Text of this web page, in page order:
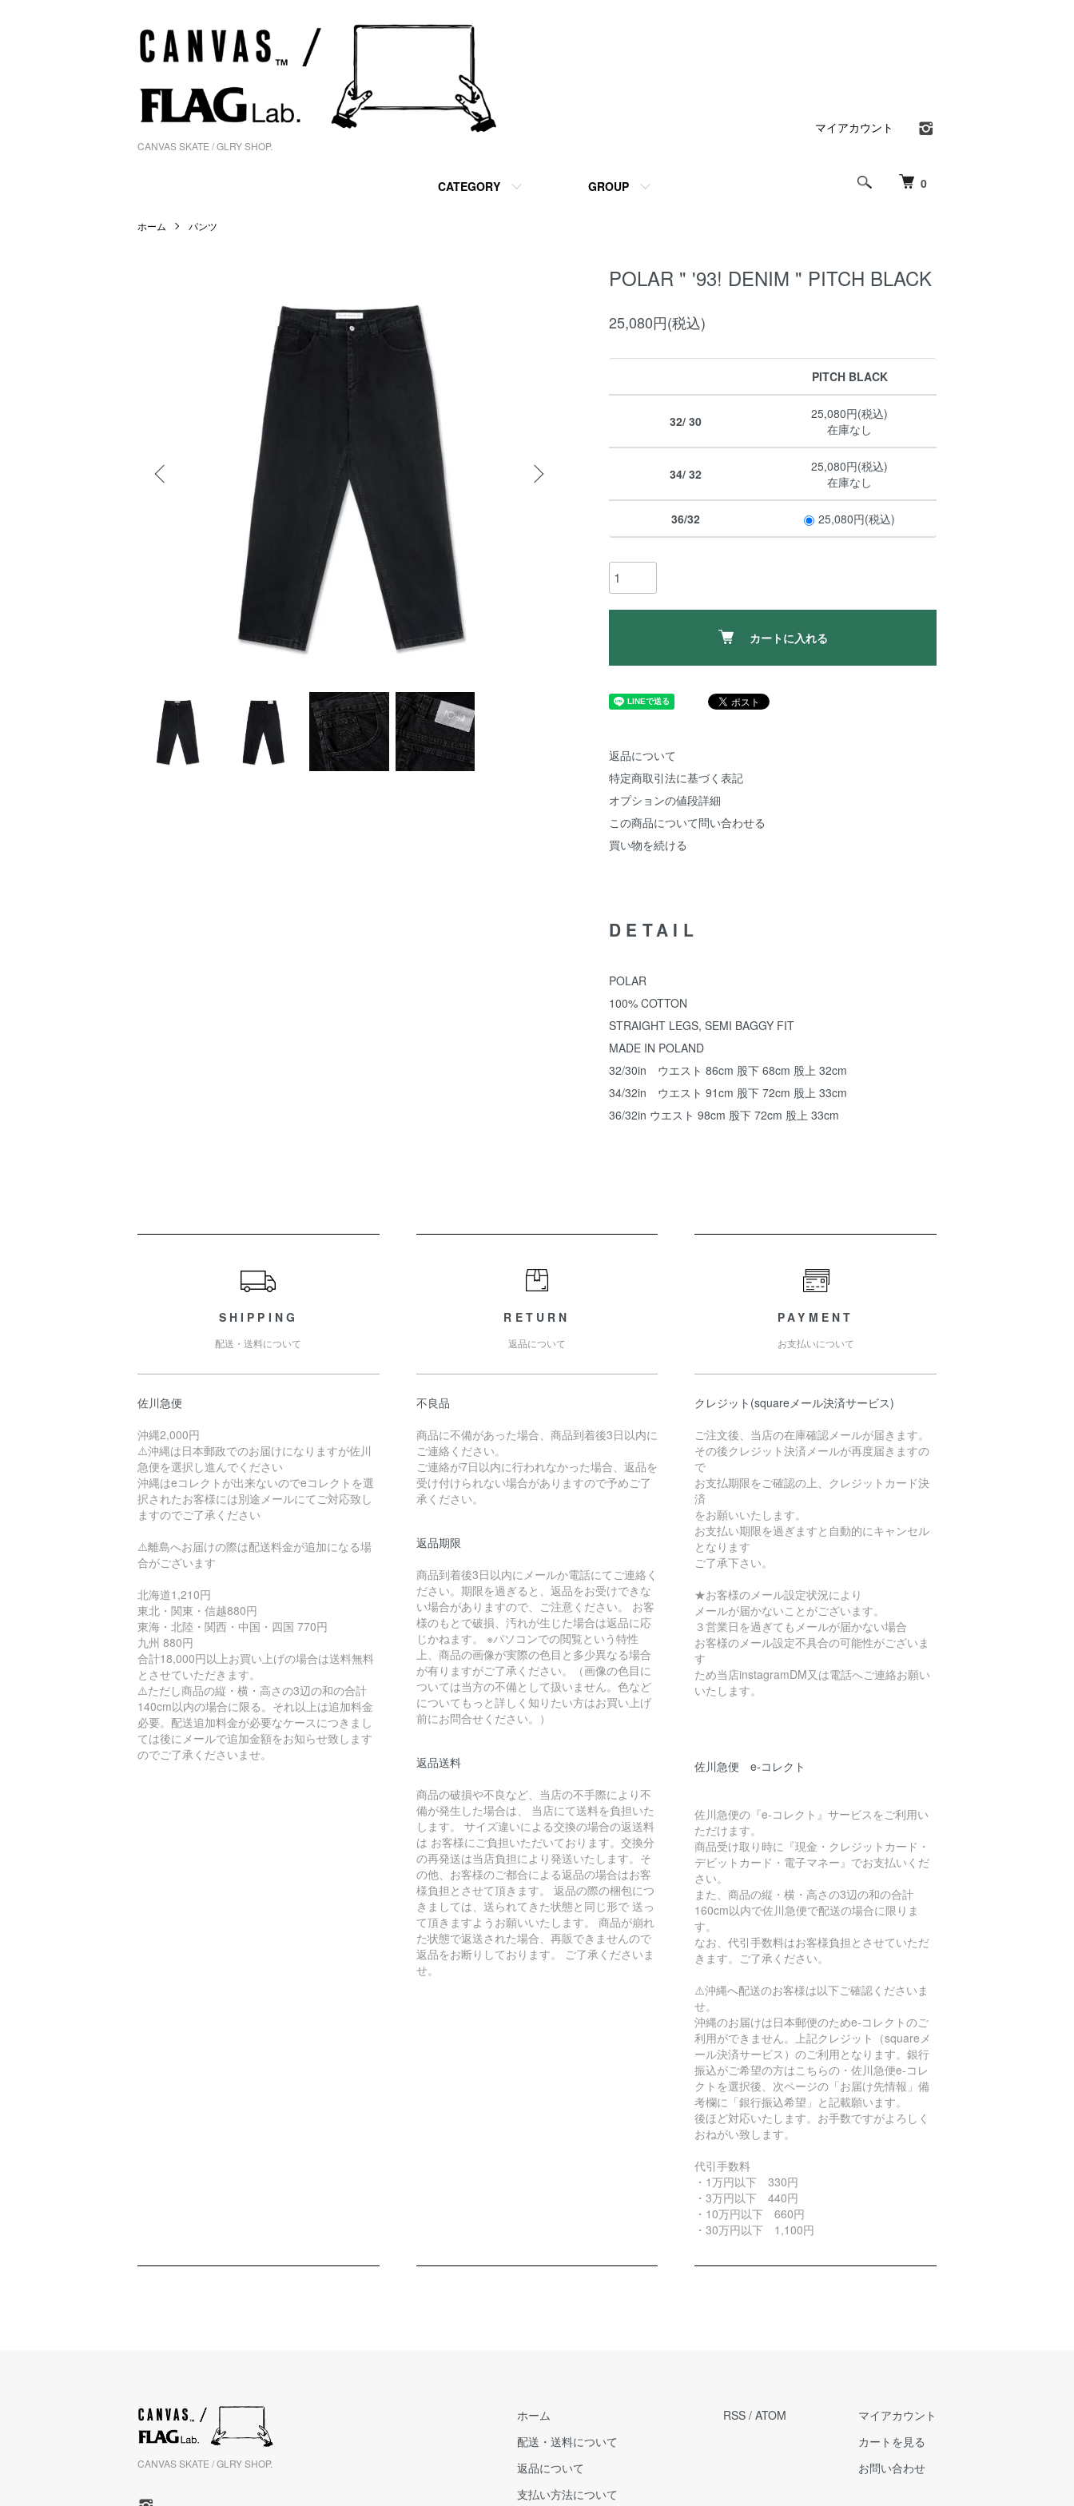
CANVAS SKATE / GLRY SHOP.
0
CATEGORY GROUP
マイアカウント
ホーム パンツ
POLAR " '93! DENIM " PITCH BLACK
25,080円(税込)
PITCH BLACK
32/ 30
25,080円(税込)
在庫なし
34/ 32
25,080円(税込)
在庫なし
36/32 25,080円(税込)
カートに入れる
返品について
特定商取引法に基づく表記
オプションの値段詳細
この商品について問い合わせる
買い物を続ける
DETAIL
POLAR
100% COTTON
STRAIGHT LEGS, SEMI BAGGY FIT
MADE IN POLAND
32/30in ウエスト 86cm 股下 68cm 股上 32cm
34/32in ウエスト 91cm 股下 72cm 股上 33cm
36/32in ウエスト 98cm 股下 72cm 股上 33cm
SHIPPING
配送・送料について
佐川急便
沖縄2,000円
⚠️沖縄は日本郵政でのお届けになりますが佐川
急便を選択し進んでください
沖縄はeコレクトが出来ないのでeコレクトを選
択されたお客様には別途メールにてご対応致し
ますのでご了承ください
⚠️離島へお届けの際は配送料金が追加になる場
合がございます
北海道1,210円
東北・関東・信越880円
東海・北陸・関西・中国・四国 770円
九州 880円
合計18,000円以上お買い上げの場合は送料無料
とさせていただきます。
⚠️ただし商品の縦・横・高さの3辺の和の合計
140cm以内の場合に限る。それ以上は追加料金
必要。配送追加料金が必要なケースにつきまし
ては後にメールで追加金額をお知らせ致します
のでご了承くださいませ。
RETURN
返品について
不良品
商品に不備があった場合、商品到着後3日以内に
ご連絡ください。
ご連絡が7日以内に行われなかった場合、返品を
受け付けられない場合がありますので予めご了
承ください。
返品期限
商品到着後3日以内にメールか電話にてご連絡く
ださい。期限を過ぎると、返品をお受けできな
い場合がありますので、ご注意ください。 お客
様のもとで破損、汚れが生じた場合は返品に応
じかねます。 ※パソコンでの閲覧という特性
上、商品の画像が実際の色目と多少異なる場合
が有りますがご了承ください。（画像の色目に
ついては当方の不備として扱いません。色など
についてもっと詳しく知りたい方はお買い上げ
前にお問合せください。）
返品送料
商品の破損や不良など、当店の不手際により不
備が発生した場合は、 当店にて送料を負担いた
します。 サイズ違いによる交換の場合の返送料
は お客様にご負担いただいております。交換分
の再発送は当店負担により発送いたします。そ
の他、お客様のご都合による返品の場合はお客
様負担とさせて頂きます。 返品の際の梱包につ
きましては、送られてきた状態と同じ形で 送っ
て頂きますようお願いいたします。 商品が崩れ
た状態で返送された場合、再販できませんので
返品をお断りしております。 ご了承くださいま
せ。
PAYMENT
お支払いについて
クレジット(squareメール決済サービス)
ご注文後、当店の在庫確認メールが届きます。
その後クレジット決済メールが再度届きますの
で
お支払期限をご確認の上、クレジットカード決
済
をお願いいたします。
お支払い期限を過ぎますと自動的にキャンセル
となります
ご了承下さい。
★お客様のメール設定状況により
メールが届かないことがございます。
３営業日を過ぎてもメールが届かない場合
お客様のメール設定不具合の可能性がございま
す
ため当店instagramDM又は電話へご連絡お願い
いたします。
佐川急便 e-コレクト
佐川急便の『e-コレクト』サービスをご利用い
ただけます。
商品受け取り時に『現金・クレジットカード・
デビットカード・電子マネー』でお支払いくだ
さい。
また、商品の縦・横・高さの3辺の和の合計
160cm以内で佐川急便で配送の場合に限りま
す。
なお、代引手数料はお客様負担とさせていただ
きます。ご了承ください。
⚠️沖縄へ配送のお客様は以下ご確認くださいま
せ。
沖縄のお届けは日本郵便のためe-コレクトのご
利用ができません。上記クレジット（squareメ
ール決済サービス）のご利用となります。銀行
振込がご希望の方はこちらの・佐川急便e-コレ
クトを選択後、次ページの「お届け先情報」備
考欄に「銀行振込希望」と記載願います。
後ほど対応いたします。お手数ですがよろしく
おねがい致します。
代引手数料
・1万円以下 330円
・3万円以下 440円
・10万円以下 660円
・30万円以下 1,100円
CANVAS SKATE / GLRY SHOP.
ホーム
配送・送料について
返品について
支払い方法について
RSS / ATOM
マイアカウント
カートを見る
お問い合わせ